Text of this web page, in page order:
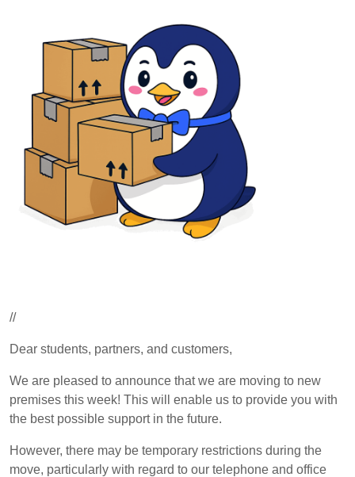
//
Dear students, partners, and customers,
We are pleased to announce that we are moving to new
premises this week! This will enable us to provide you with
the best possible support in the future.
However, there may be temporary restrictions during the
move, particularly with regard to our telephone and office